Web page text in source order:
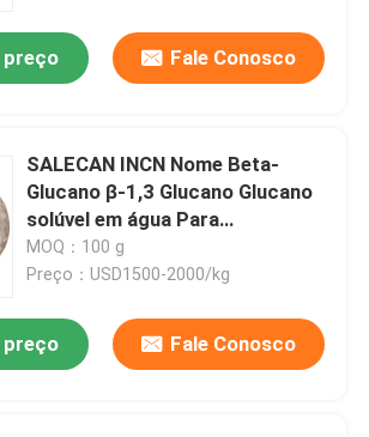
preço Fale Conosco
SALECAN INCN Nome Beta-
Glucano β-1,3 Glucano Glucano
solúvel em água Para
cosméticos
MOQ：100 g
Preço：USD1500-2000/kg
preço Fale Conosco